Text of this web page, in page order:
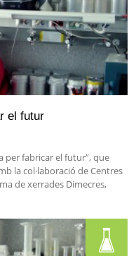
el futur
per fabricar el futur”, que
la col·laboració de Centres
de xerrades Dimecres,